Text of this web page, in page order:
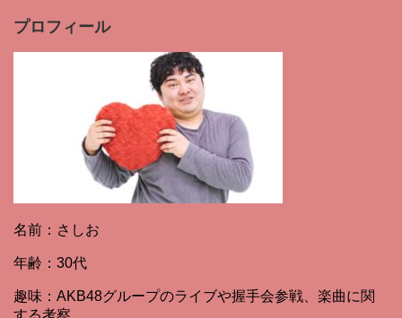
プロフィール
名前：さしお
年齢：30代
趣味：AKB48グループのライブや握手会参戦、楽曲に関
する考察